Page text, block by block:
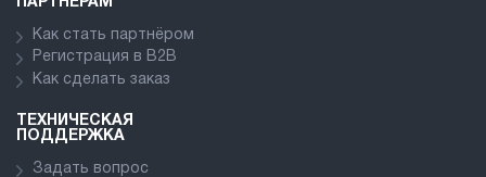
Как стать партнёром
Регистрация в В2В
Как сделать заказ
ТЕХНИЧЕСКАЯ
ПОДДЕРЖКА
Задать вопрос